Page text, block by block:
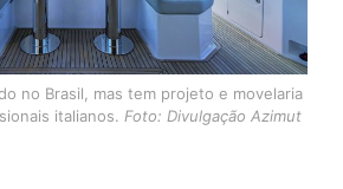
no Brasil, mas tem projeto e movelaria
italianos. Foto: Divulgação Azimut